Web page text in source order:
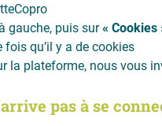
gauche, puis sur« Cookies
qu’il y a de cookies
la plateforme, nous vous
pas à se